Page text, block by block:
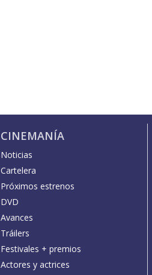
CINEMANÍA
Noticias
Cartelera
Próximos estrenos
DVD
Avances
Tráilers
Festivales + premios
Actores y actrices